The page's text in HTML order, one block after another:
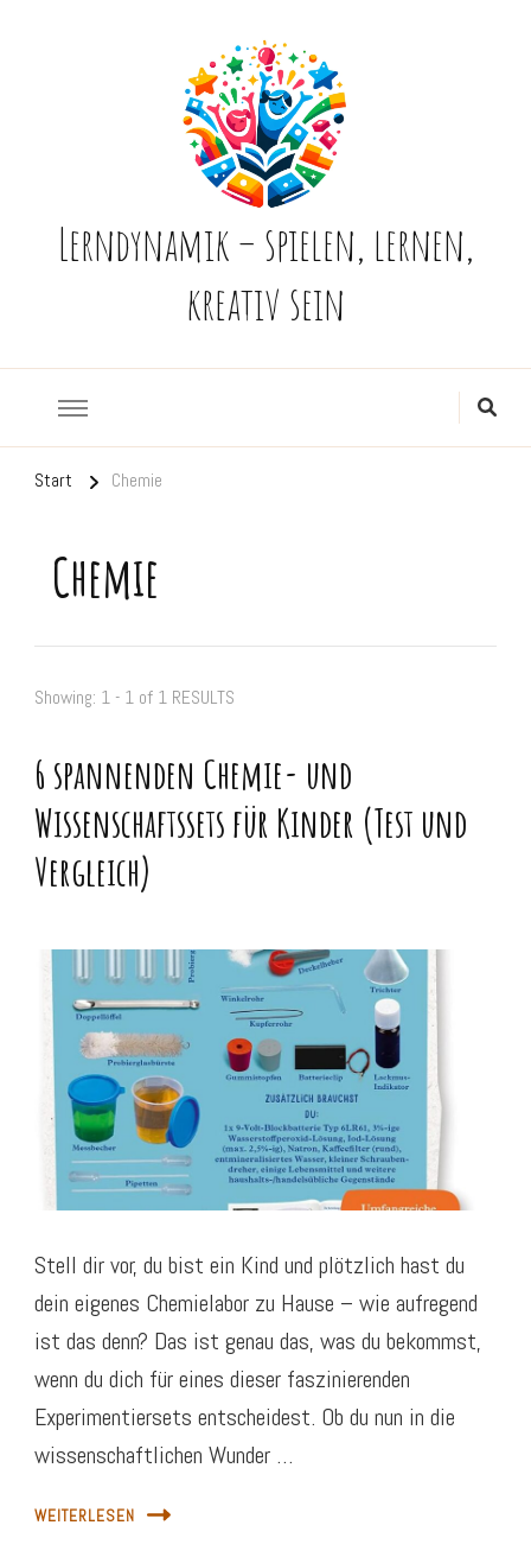
Lerndynamik – spielen, lernen,
kreativ sein
Start Chemie
Chemie
Showing: 1 - 1 of 1 RESULTS
6 spannenden Chemie- und
Wissenschaftssets für Kinder (Test und
Vergleich)
Stell dir vor, du bist ein Kind und plötzlich hast du
dein eigenes Chemielabor zu Hause – wie aufregend
ist das denn? Das ist genau das, was du bekommst,
wenn du dich für eines dieser faszinierenden
Experimentiersets entscheidest. Ob du nun in die
wissenschaftlichen Wunder …
WEITERLESEN